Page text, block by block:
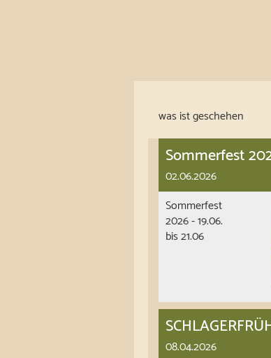
was ist geschehen
02.06.2026
Sommerfest
2026 - 19.06.
bis 21.06
08.04.2026